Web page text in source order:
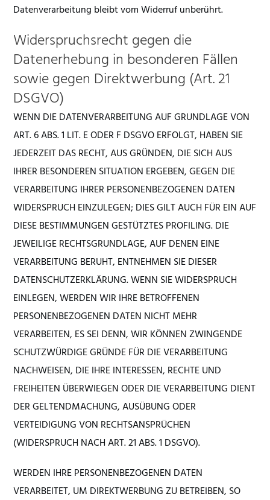
Datenverarbeitung bleibt vom Widerruf unberührt.
Widerspruchsrecht gegen die
Datenerhebung in besonderen Fällen
sowie gegen Direktwerbung (Art. 21
DSGVO)
WENN DIE DATENVERARBEITUNG AUF GRUNDLAGE VON
ART. 6 ABS. 1 LIT. E ODER F DSGVO ERFOLGT, HABEN SIE
JEDERZEIT DAS RECHT, AUS GRÜNDEN, DIE SICH AUS
IHRER BESONDEREN SITUATION ERGEBEN, GEGEN DIE
VERARBEITUNG IHRER PERSONENBEZOGENEN DATEN
WIDERSPRUCH EINZULEGEN; DIES GILT AUCH FÜR EIN AUF
DIESE BESTIMMUNGEN GESTÜTZTES PROFILING. DIE
JEWEILIGE RECHTSGRUNDLAGE, AUF DENEN EINE
VERARBEITUNG BERUHT, ENTNEHMEN SIE DIESER
DATENSCHUTZERKLÄRUNG. WENN SIE WIDERSPRUCH
EINLEGEN, WERDEN WIR IHRE BETROFFENEN
PERSONENBEZOGENEN DATEN NICHT MEHR
VERARBEITEN, ES SEI DENN, WIR KÖNNEN ZWINGENDE
SCHUTZWÜRDIGE GRÜNDE FÜR DIE VERARBEITUNG
NACHWEISEN, DIE IHRE INTERESSEN, RECHTE UND
FREIHEITEN ÜBERWIEGEN ODER DIE VERARBEITUNG DIENT
DER GELTENDMACHUNG, AUSÜBUNG ODER
VERTEIDIGUNG VON RECHTSANSPRÜCHEN
(WIDERSPRUCH NACH ART. 21 ABS. 1 DSGVO).
WERDEN IHRE PERSONENBEZOGENEN DATEN
VERARBEITET, UM DIREKTWERBUNG ZU BETREIBEN, SO